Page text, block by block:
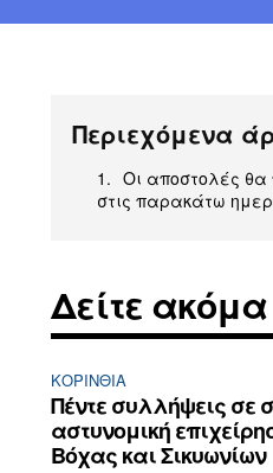
Περιεχόμενα
Οι αποστολές θα
στις παρακάτω
Δείτε ακόμα
ΚΟΡΙΝΘΊΑ
Πέντε συλλήψεις σε
αστυνομική
Βόχας και Σικυωνίων